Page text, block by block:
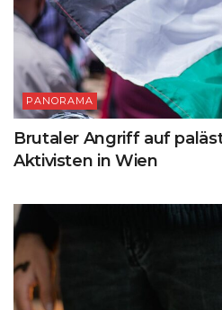
PANORAMA
Brutaler Angriff auf
Aktivisten in Wien